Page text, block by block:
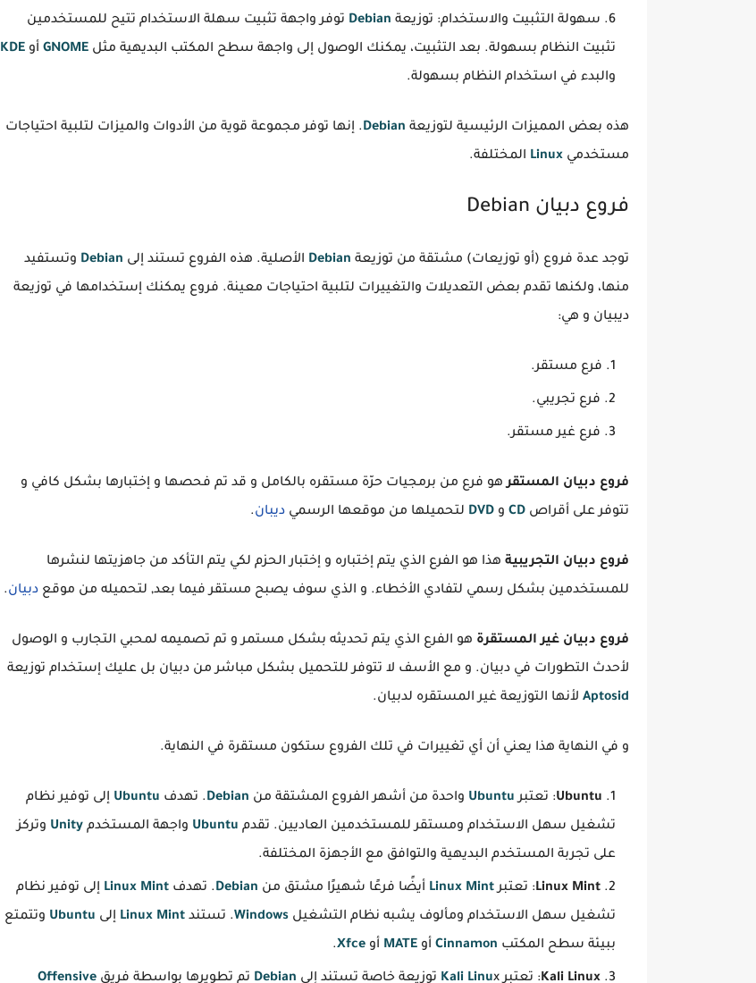
سهولة التثبيت والاستخدام: توزيعة Debian توفر واجهة تثبيت سهلة الاستخدام تتيح للمستخدمين
تثبيت النظام بسهولة. بعد التثبيت، يمكنك الوصول إلى واجهة سطح المكتب البديهية مثل GNOME أو KDE
والبدء في استخدام النظام بسهولة.
هذه بعض المميزات الرئيسية لتوزيعة Debian. إنها توفر مجموعة قوية من الأدوات والميزات لتلبية احتياجات
مستخدمي Linux المختلفة.
فروع دبيان Debian
توجد عدة فروع (أو توزيعات) مشتقة من توزيعة Debian الأصلية. هذه الفروع تستند إلى Debian وتستفيد
منها، ولكنها تقدم بعض التعديلات والتغييرات لتلبية احتياجات معينة. فروع يمكنك إستخدامها في توزيعة
ديبيان و هي:
فرع مستقر.
فرع تجريبي.
فرع غير مستقر.
فروع دبيان المستقرهو فرع من برمجيات حرّة مستقره بالكامل و قد تم فحصها و إختبارها بشكل كافي و
تتوفر على أقراص CD و DVD لتحميلها من موقعها الرسمي ديبان.
فروع دبيان التجريبية هذا هو الفرع الذي يتم إختباره و إختبار الحزم لكي يتم التأكد من جاهزيتها لنشرها
للمستخدمين بشكل رسمي لتفادي الأخطاء. و الذي سوف يصبح مستقر فيما بعد, لتحميله من موقع دبيان.
فروع دبيان غير المستقرة هو الفرع الذي يتم تحديثه بشكل مستمر و تم تصميمه لمحبي التجارب و الوصول
لأحدث التطورات في دبيان. و مع الأسف لا تتوفر للتحميل بشكل مباشر من دبيان بل عليك إستخدام توزيعة
Aptosid لأنها التوزيعة غير المستقره لدبيان.
و في النهاية هذا يعني أن أي تغييرات في تلك الفروع ستكون مستقرة في النهاية.
Ubuntu: تعتبرUbuntu واحدة من أشهر الفروع المشتقة من Debian. تهدف Ubuntu إلى توفير نظام
تشغيل سهل الاستخدام ومستقر للمستخدمين العاديين. تقدم Ubuntu واجهة المستخدم Unity وتركز
على تجربة المستخدم البديهية والتوافق مع الأجهزة المختلفة.
Linux Mint: تعتبرLinux Mint أيضًا فرعًا شهيرًا مشتق من Debian. تهدف Linux Mint إلى توفير نظام
تشغيل سهل الاستخدام ومألوف يشبه نظام التشغيل Windows. تستند Linux Mint إلى Ubuntu وتتمتع
ببيئة سطح المكتب Cinnamon أو MATE أو Xfce
.
Kali Linux: تعتبر Kali Linux توزيعة خاصة تستند إلى Debian تم تطويرها بواسطة فريق Offensive